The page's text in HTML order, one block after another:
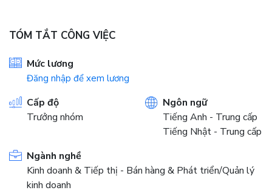
TÓM TẮT CÔNG VIỆC
Mức lương
Đăng nhập để xem lương
Cấp độ
Trưởng nhóm
Ngôn ngữ
Tiếng Anh - Trung cấp
Tiếng Nhật - Trung cấp
Ngành nghề
Kinh doanh & Tiếp thị - Bán hàng & Phát triển/Quản lý
kinh doanh